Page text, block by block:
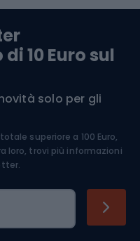
10 Euro sul
solo per gli
superiore a 100 Euro,
loro, trovi più informazioni